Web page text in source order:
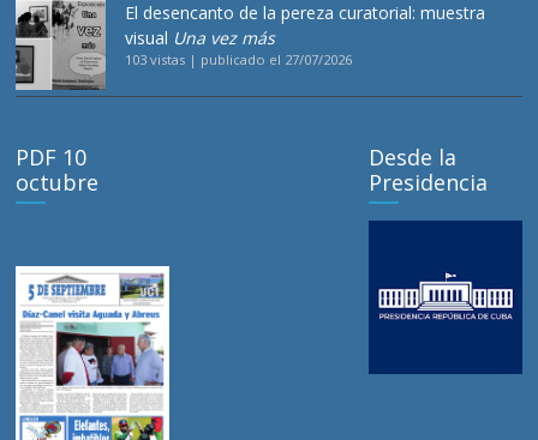
El desencanto de la pereza curatorial: muestra
visual Una vez más
103 vistas | publicado el 27/07/2026
PDF 10
octubre
Desde la
Presidencia